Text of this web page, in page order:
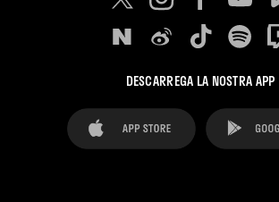
DESCARREGA LA NOSTRA APP